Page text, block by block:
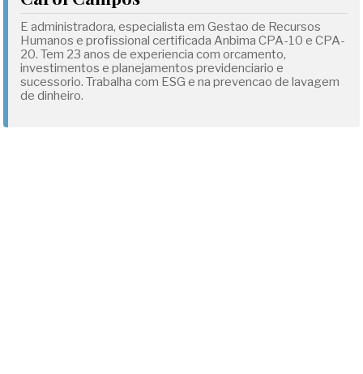
E administradora, especialista em Gestao de Recursos
Humanos e profissional certificada Anbima CPA-10 e CPA-
20. Tem 23 anos de experiencia com orcamento,
investimentos e planejamentos previdenciario e
sucessorio. Trabalha com ESG e na prevencao de lavagem
de dinheiro.